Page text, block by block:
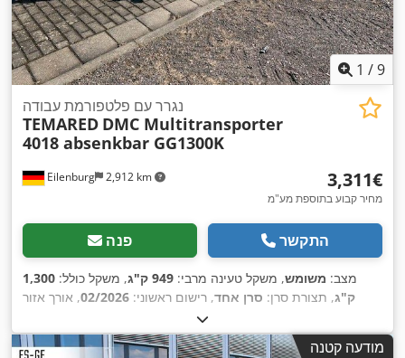
1 /9
Eilenburg 2,912 km
נגרר עם פלטפורמת עבודה
TEMARED DMC Multitransporter
4018 absenkbar GG1300K
‏3,311 ‏€
מחיר קבוע בתוספת מע"מ
פנה התקשר
מצב: משומש, משקל טעינה מרבי: 949 ק"ג , משקל כולל: 1,300
ק"ג, תצורת סרן: סרן אחד, רישום ראשוני: 02/2026, אורך אזור
, רוחב שטח הטעינה:
המטען:110 מ"מ , רוחב כולל:2,450 מ"מ , גובה כולל:860 מ"מ ,
מודעה קטנה